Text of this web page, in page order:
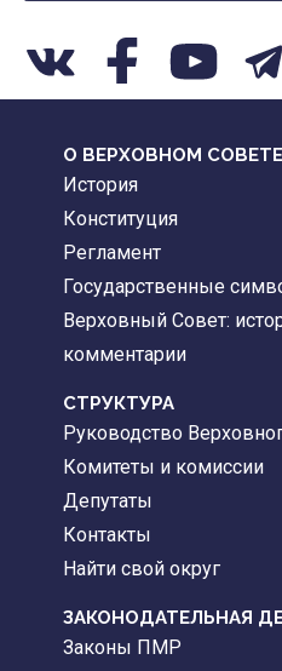
О ВЕРХОВНОМ СОВЕТЕ
История
Конституция
Регламент
Государственные
Верховный Совет:
комментарии
CТРУКТУРА
Руководство
Комитеты и комиссии
Депутаты
Контакты
Найти свой округ
ЗАКОНОДАТЕЛЬНАЯ
Законы ПМР